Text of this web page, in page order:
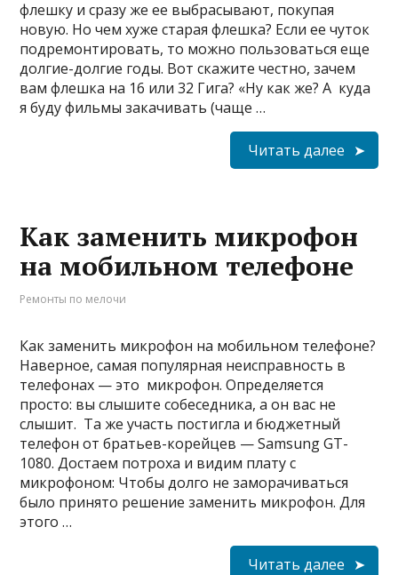
флешку и сразу же ее выбрасывают, покупая
новую. Но чем хуже старая флешка? Если ее чуток
подремонтировать, то можно пользоваться еще
долгие-долгие годы. Вот скажите честно, зачем
вам флешка на 16 или 32 Гига? «Ну как же? А куда
я буду фильмы закачивать (чаще …
Читать далее
Как заменить микрофон
на мобильном телефоне
Ремонты по мелочи
Как заменить микрофон на мобильном телефоне?
Наверное, самая популярная неисправность в
телефонах — это микрофон. Определяется
просто: вы слышите собеседника, а он вас не
слышит. Та же участь постигла и бюджетный
телефон от братьев-корейцев — Samsung GT-
1080. Достаем потроха и видим плату с
микрофоном: Чтобы долго не заморачиваться
было принято решение заменить микрофон. Для
этого …
Читать далее